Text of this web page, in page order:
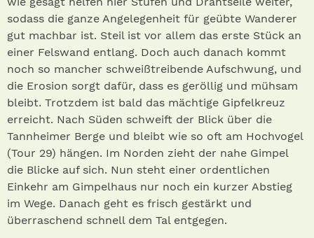
sodass die ganze Angelegenheit für geübte Wanderer
gut machbar ist. Steil ist vor allem das erste Stück an
einer Felswand entlang. Doch auch danach kommt
noch so mancher schweißtreibende Aufschwung, und
die Erosion sorgt dafür, dass es geröllig und mühsam
bleibt. Trotzdem ist bald das mächtige Gipfelkreuz
erreicht. Nach Süden schweift der Blick über die
Tannheimer Berge und bleibt wie so oft am Hochvogel
(Tour 29) hängen. Im Norden zieht der nahe Gimpel
die Blicke auf sich. Nun steht einer ordentlichen
Einkehr am Gimpelhaus nur noch ein kurzer Abstieg
im Wege. Danach geht es frisch gestärkt und
überraschend schnell dem Tal entgegen.